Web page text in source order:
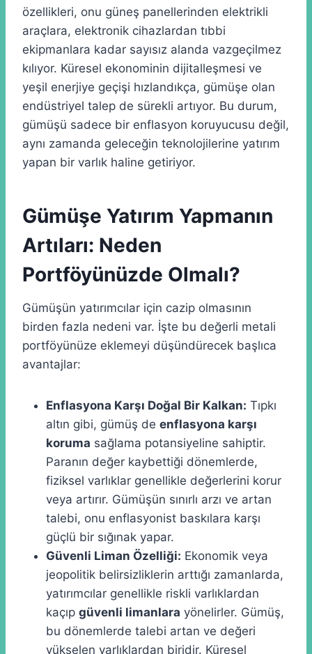
özellikleri, onu güneş panellerinden elektrikli
araçlara, elektronik cihazlardan tıbbi
ekipmanlara kadar sayısız alanda vazgeçilmez
kılıyor. Küresel ekonominin dijitalleşmesi ve
yeşil enerjiye geçişi hızlandıkça, gümüşe olan
endüstriyel talep de sürekli artıyor. Bu durum,
gümüşü sadece bir enflasyon koruyucusu değil,
aynı zamanda geleceğin teknolojilerine yatırım
yapan bir varlık haline getiriyor.
Gümüşe Yatırım Yapmanın
Artıları: Neden
Portföyünüzde Olmalı?
Gümüşün yatırımcılar için cazip olmasının
birden fazla nedeni var. İşte bu değerli metali
portföyünüze eklemeyi düşündürecek başlıca
avantajlar:
Enflasyona Karşı Doğal Bir Kalkan: Tıpkı
altın gibi, gümüş de enflasyona karşı
koruma sağlama potansiyeline sahiptir.
Paranın değer kaybettiği dönemlerde,
fiziksel varlıklar genellikle değerlerini korur
veya artırır. Gümüşün sınırlı arzı ve artan
talebi, onu enflasyonist baskılara karşı
güçlü bir sığınak yapar.
Güvenli Liman Özelliği: Ekonomik veya
jeopolitik belirsizliklerin arttığı zamanlarda,
yatırımcılar genellikle riskli varlıklardan
kaçıp güvenli limanlara yönelirler. Gümüş,
bu dönemlerde talebi artan ve değeri
yükselen varlıklardan biridir. Küresel